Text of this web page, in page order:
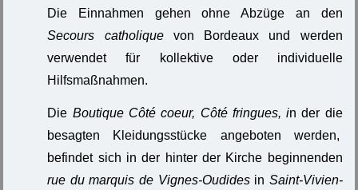
Die Einnahmen gehen ohne Abzüge an den
Secours catholiquevon Bordeaux und werden
verwendet für kollektive oder individuelle
Hilfsmaßnahmen.
Die Boutique Côté coeur, Côté fringues, in der die
besagten Kleidungsstücke angeboten werden,
befindet sich in der hinter der Kirche beginnenden
rue du marquis de Vignes-Oudidesin Saint-Vivien-